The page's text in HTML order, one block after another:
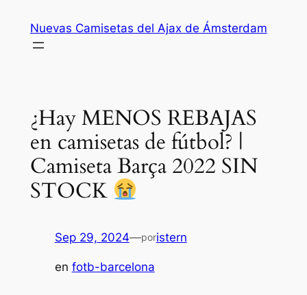
contenido
Nuevas Camisetas del Ajax de Ámsterdam
¿Hay MENOS REBAJAS
en camisetas de fútbol? |
Camiseta Barça 2022 SIN
STOCK
Sep 29, 2024—poristern
en fotb-barcelona